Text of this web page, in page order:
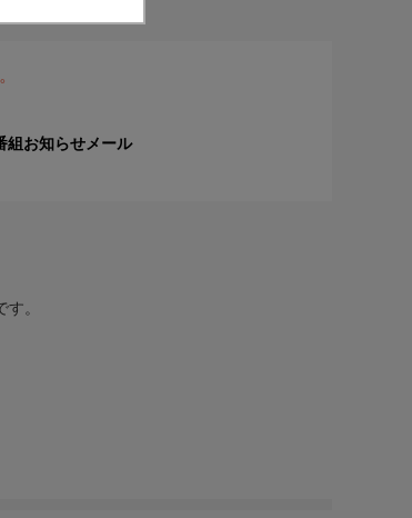
組お知らせメール
。